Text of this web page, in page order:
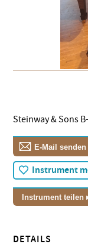
Steinway & Sons
E-Mail senden
Instrument
Instrument teilen
DETAILS